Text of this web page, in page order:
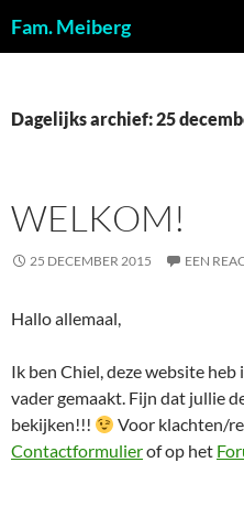
naar
Fam. Meiberg
Dagelijks archief: 25
WELKOM!
25 DECEMBER 2015 EEN
Hallo allemaal,
Ik ben Chiel, deze website
vader gemaakt. Fijn dat jullie
bekijken!!!
Voor klachten/
Contactformulierof op het